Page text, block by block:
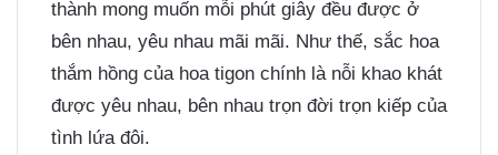
thành mong muốn mỗi phút giây đều được ở
bên nhau, yêu nhau mãi mãi. Như thế, sắc hoa
thắm hồng của hoa tigon chính là nỗi khao khát
được yêu nhau, bên nhau trọn đời trọn kiếp của
tình lứa đôi.